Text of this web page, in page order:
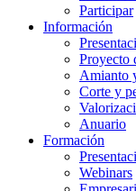
Participar
Información
Proyecto
Amianto
Corte y
Anuario
Formación
Webinars